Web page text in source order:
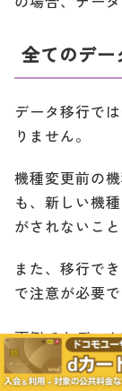
全てのデー
データ移行で
りません。
機種変更前の
も、新しい機
がされないこと
また、移行で
で注意が必要で
面倒でもデー
と表示できる